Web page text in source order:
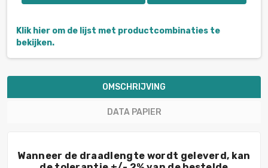
Klik hier om de lijst met productcombinaties te
bekijken.
OMSCHRIJVING
DATA PAPIER
Wanneer de draadlengte wordt geleverd, kan